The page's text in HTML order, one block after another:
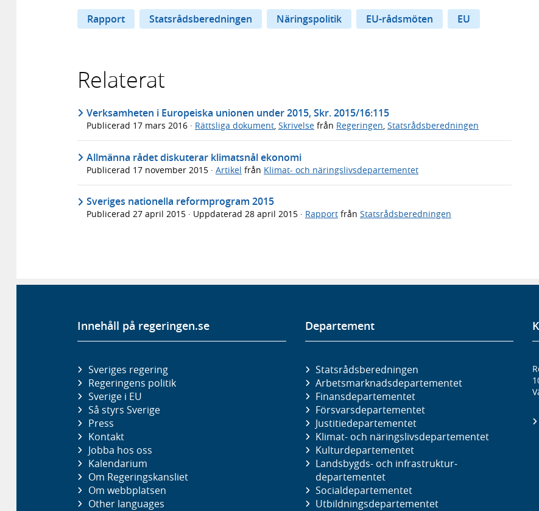
Rapport Statsrådsberedningen Näringspolitik EU-rådsmöten EU
Relaterat
Verksamheten i Europeiska unionen under 2015, Skr. 2015/16:115
Publicerad 17 mars 2016 · Rättsliga dokument, Skrivelse från Regeringen, Statsrådsberedningen
Allmänna rådet diskuterar klimatsnål ekonomi
Publicerad 17 november 2015 · Artikel från Klimat- och näringslivsdepartementet
Sveriges nationella reformprogram 2015
Publicerad 27 april 2015 · Uppdaterad 28 april 2015 · Rapport från Statsrådsberedningen
Innehåll på regeringen.se
Sveriges regering
Regeringens politik
Sverige i EU
Så styrs Sverige
Press
Kontakt
Jobba hos oss
Kalendarium
Om Regeringskansliet
Om webbplatsen
Other languages
Departement
Statsrådsberedningen
Arbetsmarknads­departementet
Finans­departementet
Försvars­departementet
Justitie­departementet
Klimat- och näringslivs­departementet
Kultur­departementet
Landsbygds- och infrastruktur­
departementet
Social­departementet
Utbildnings­departementet